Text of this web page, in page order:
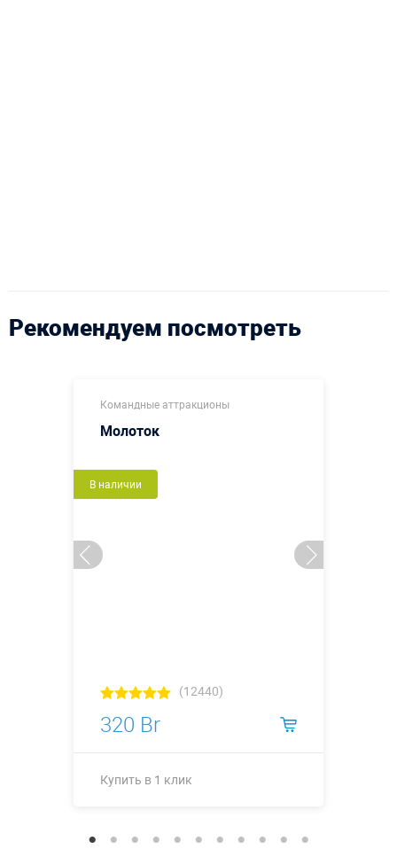
Рекомендуем посмотреть
Командные аттракционы
Молоток
В наличии
(12440)
320 Br
Купить в 1 клик